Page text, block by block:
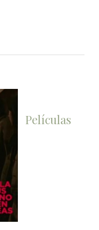
Películas